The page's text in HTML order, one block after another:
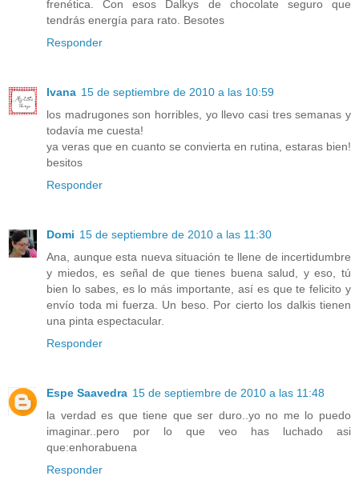
frenética. Con esos Dalkys de chocolate seguro que
tendrás energía para rato. Besotes
Responder
Ivana 15 de septiembre de 2010 a las 10:59
los madrugones son horribles, yo llevo casi tres semanas y
todavía me cuesta!
ya veras que en cuanto se convierta en rutina, estaras bien!
besitos
Responder
Domi 15 de septiembre de 2010 a las 11:30
Ana, aunque esta nueva situación te llene de incertidumbre
y miedos, es señal de que tienes buena salud, y eso, tú
bien lo sabes, es lo más importante, así es que te felicito y
envío toda mi fuerza. Un beso. Por cierto los dalkis tienen
una pinta espectacular.
Responder
Espe Saavedra 15 de septiembre de 2010 a las 11:48
la verdad es que tiene que ser duro..yo no me lo puedo
imaginar..pero por lo que veo has luchado asi
que:enhorabuena
Responder